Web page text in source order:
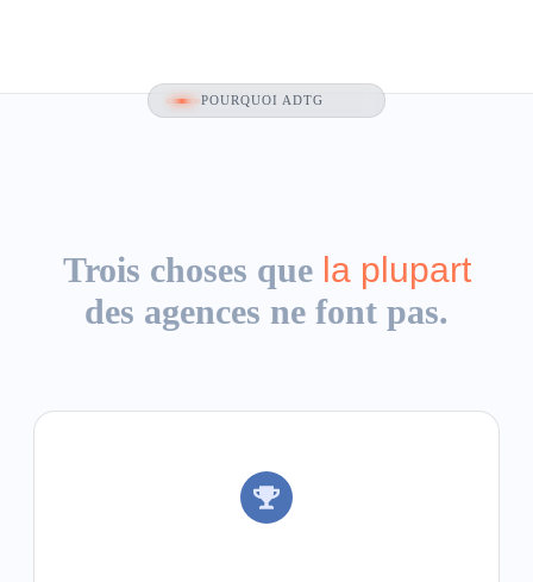
POURQUOI ADTG
Trois choses que la plupart
des agences ne font pas.